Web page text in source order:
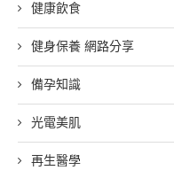
健康飲食
健身保養 網路分享
備孕知識
光電美肌
再生醫學